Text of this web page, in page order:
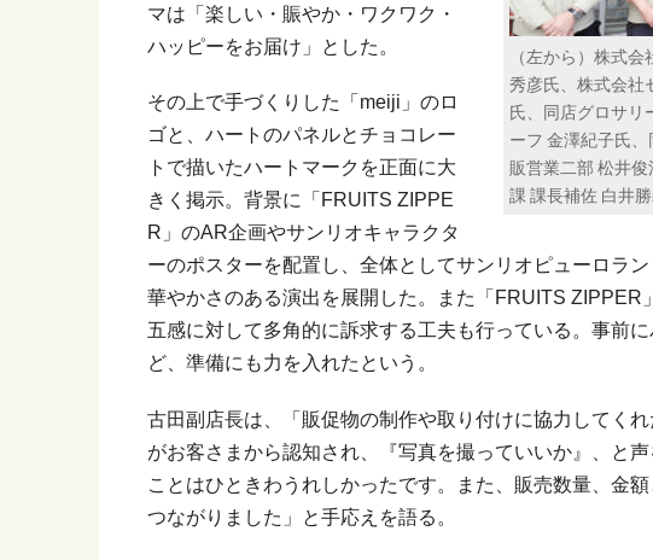
（左から）株式
秀彦氏、株式会社
氏、同店グロサリ
ーフ 金澤紀子氏
販営業二部 松井
課 課長補佐 白井
マは「楽しい・賑やか・ワクワク・
ハッピーをお届け」とした。
その上で手づくりした「meiji」のロ
ゴと、ハートのパネルとチョコレー
トで描いたハートマークを正面に大
きく掲示。背景に「FRUITS ZIPPE
R」のAR企画やサンリオキャラクタ
ーのポスターを配置し、全体としてサンリオピューロラ
華やかさのある演出を展開した。また「FRUITS ZIPPER
五感に対して多角的に訴求する工夫も行っている。事前
ど、準備にも力を入れたという。
古田副店長は、「販促物の制作や取り付けに協力してく
がお客さまから認知され、『写真を撮っていいか』、と
ことはひときわうれしかったです。また、販売数量、金
つながりました」と手応えを語る。